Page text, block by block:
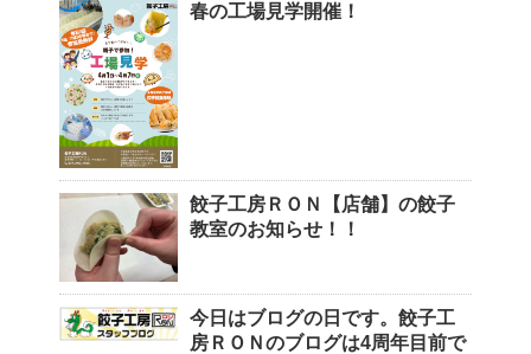
春の工場見学開催！
餃子工房ＲＯＮ【店舗】の餃子
教室のお知らせ！！
今日はブログの日です。餃子工
房ＲＯＮのブログは4周年目前で